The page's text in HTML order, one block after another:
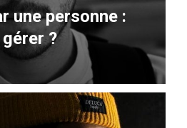
une personne :
?